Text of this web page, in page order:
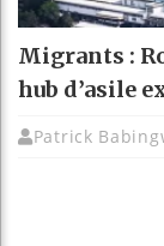
Migrants :
hub d’asile
Patrick